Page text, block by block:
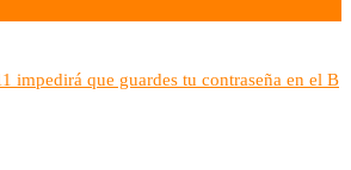
impedirá que guardes tu contraseña en el B